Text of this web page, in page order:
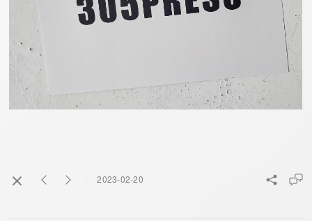
2023-02-20